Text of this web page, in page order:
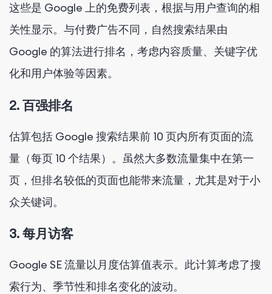
这些是 Google 上的免费列表，根据与用户查询的相
关性显示。与付费广告不同，自然搜索结果由
Google 的算法进行排名，考虑内容质量、关键字优
化和用户体验等因素。
2. 百强排名
估算包括 Google 搜索结果前 10 页内所有页面的流
量（每页 10 个结果）。虽然大多数流量集中在第一
页，但排名较低的页面也能带来流量，尤其是对于小
众关键词。
3. 每月访客
Google SE 流量以月度估算值表示。此计算考虑了搜
索行为、季节性和排名变化的波动。